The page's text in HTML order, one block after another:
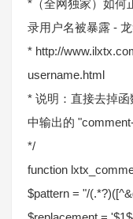
*（全网独家）如何
录用户名被暴露 -
* http://
username.html
* 说明：直接去掉
中输出的
*/
function
$pattern = "/